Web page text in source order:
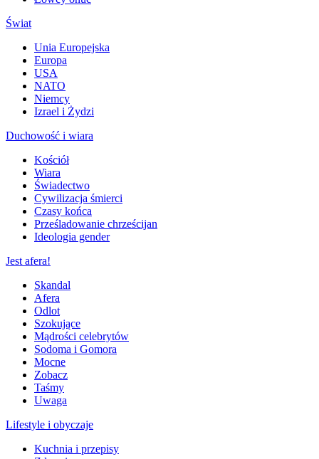
Świat
Unia Europejska
Europa
USA
NATO
Niemcy
Izrael i Żydzi
Duchowość i wiara
Kościół
Wiara
Świadectwo
Cywilizacja śmierci
Czasy końca
Prześladowanie chrześcijan
Ideologia gender
Jest afera!
Skandal
Afera
Odlot
Szokujące
Mądrości celebrytów
Sodoma i Gomora
Mocne
Zobacz
Taśmy
Uwaga
Lifestyle i obyczaje
Kuchnia i przepisy